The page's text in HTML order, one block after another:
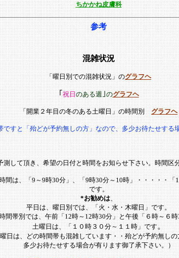
ちかかね皮膚科
参考
混雑状況
「曜日別での混雑状況」のグラフヘ
｢祝日のある週｣のグラフヘ
「開業２年目の冬のある土曜日」の時間別 グラフヘ
ですと「殆どが予約無しの方」なので、多少お待たせする
測して頂き、希望の日付と時間をお知らせ下さい。時間区
間は、「9～9時30分」、「9時30分～10時」・・・・・「
です。
*お勧めは、
平日は、曜日別では、「火・水・木曜日」です。
間帯別では、午前「12時～12時30分」と午後「６時～６
土曜日は、「１０時３０分～１１時」です。
日は、どの時間帯も混雑しています・・殆どが予約無し
多少お待たせする場合が有ります御了承下さい。）